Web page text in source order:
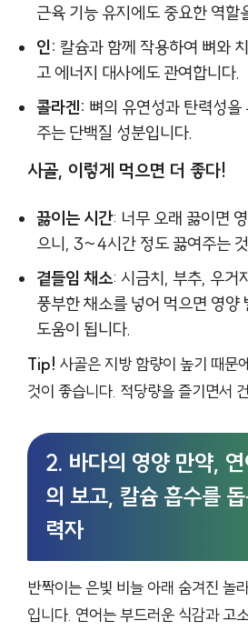
근육 기능 유지에도 중요한 역할
인: 칼슘과 함께 작용하여 뼈와
고 에너지 대사에도 관여합니다.
콜라겐: 뼈의 유연성과 탄력성
주는 단백질 성분입니다.
사골, 이렇게 먹으면 더 좋다!
끓이는 시간: 너무 오래 끓이면
으니, 3~4시간 정도 끓여주는
곁들임 채소: 시금치, 부추, 우거
풍부한 채소를 넣어 먹으면 영양
도움이 됩니다.
Tip! 사골은 지방 함량이 높기 때문
것이 좋습니다. 적당량을 즐기면서
2. 바다의 영양 만약,
의 보고, 칼슘 흡수를
력자
반짝이는 은빛 비늘 아래 숨겨진 놀
입니다. 연어는 부드러운 식감과 고